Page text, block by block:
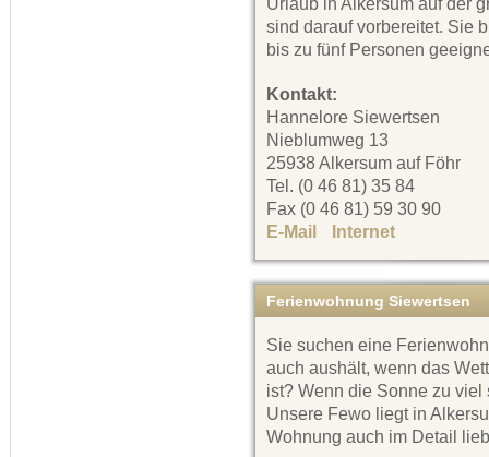
sind darauf vorbereitet. Sie
bis zu fünf Personen
Kontakt:
Hannelore Siewertsen
Nieblumweg 13
25938 Alkersum auf Föhr
Tel. (0 46 81) 35 84
Fax (0 46 81) 59 30 90
E-Mail
Internet
Ferienwohnung Siewertsen
Sie suchen eine
auch aushält, wenn das
ist? Wenn die Sonne zu
Unsere Fewo liegt in
Wohnung auch im Detail